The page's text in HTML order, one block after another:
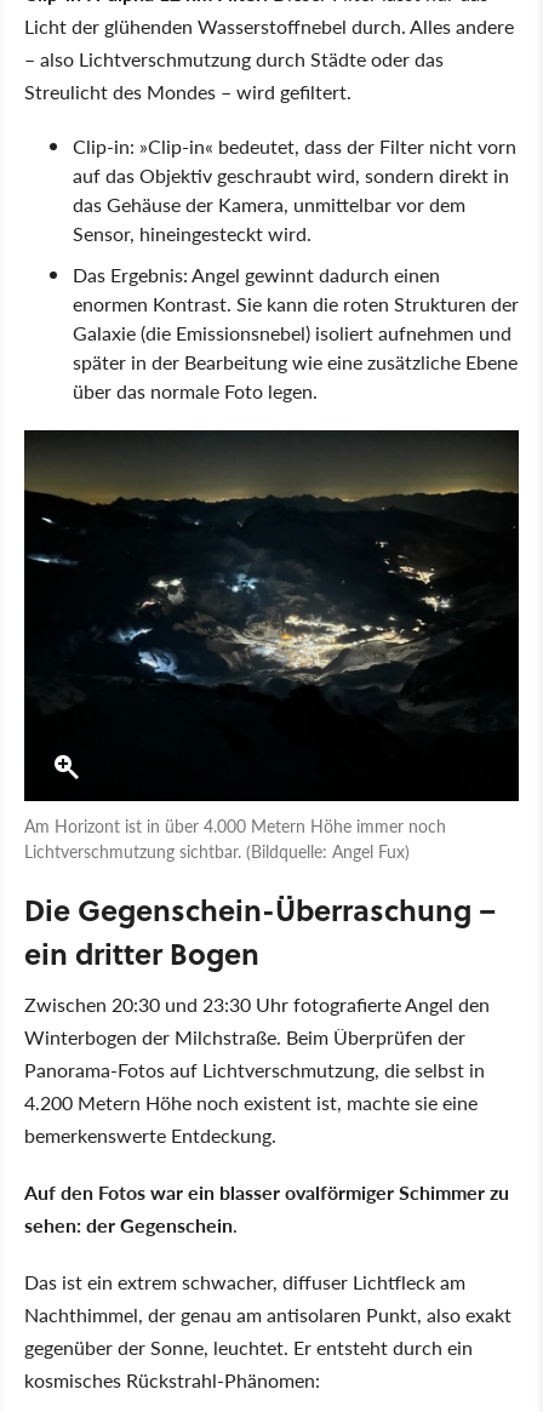
Licht der glühenden Wasserstoffnebel durch. Alles andere
– also Lichtverschmutzung durch Städte oder das
Streulicht des Mondes – wird gefiltert.
Clip-in: »Clip-in« bedeutet, dass der Filter nicht vorn
auf das Objektiv geschraubt wird, sondern direkt in
das Gehäuse der Kamera, unmittelbar vor dem
Sensor, hineingesteckt wird.
Das Ergebnis: Angel gewinnt dadurch einen
enormen Kontrast. Sie kann die roten Strukturen der
Galaxie (die Emissionsnebel) isoliert aufnehmen und
später in der Bearbeitung wie eine zusätzliche Ebene
über das normale Foto legen.
Am Horizont ist in über 4.000 Metern Höhe immer noch
Lichtverschmutzung sichtbar. (Bildquelle: Angel Fux)
Die Gegenschein-Überraschung –
ein dritter Bogen
Zwischen 20:30 und 23:30 Uhr fotografierte Angel den
Winterbogen der Milchstraße. Beim Überprüfen der
Panorama-Fotos auf Lichtverschmutzung, die selbst in
4.200 Metern Höhe noch existent ist, machte sie eine
bemerkenswerte Entdeckung.
Auf den Fotos war ein blasser ovalförmiger Schimmer zu
sehen: der Gegenschein.
Das ist ein extrem schwacher, diffuser Lichtfleck am
Nachthimmel, der genau am antisolaren Punkt, also exakt
gegenüber der Sonne, leuchtet. Er entsteht durch ein
kosmisches Rückstrahl-Phänomen: